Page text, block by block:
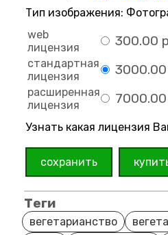
Тип изображения:
web
лицензия
300.00
стандартная
лицензия
3000.00
расширенная
лицензия
7000.00
Узнать какая лицензия
сохранить
Теги
вегетарианство